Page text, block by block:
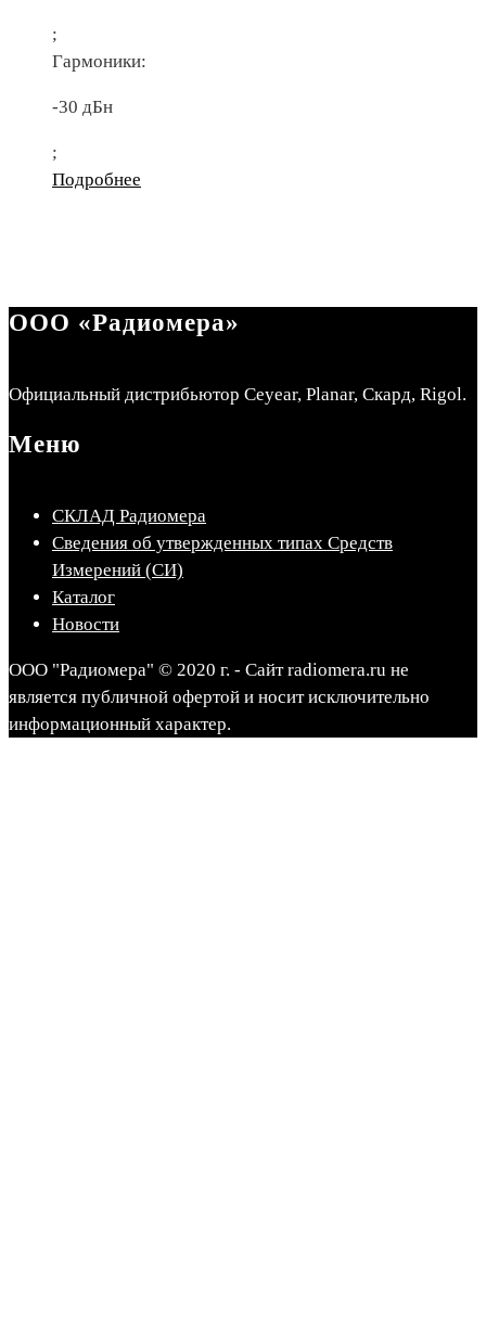
;
Гармоники:
-30 дБн
;
Подробнее
ООО «Радиомера»
Официальный дистрибьютор Ceyear, Planar, Скард, Rigol.
Меню
СКЛАД Радиомера
Сведения об утвержденных типах Средств
Измерений (СИ)
Каталог
Новости
ООО "Радиомера" © 2020 г. - Сайт radiomera.ru не
является публичной офертой и носит исключительно
информационный характер.